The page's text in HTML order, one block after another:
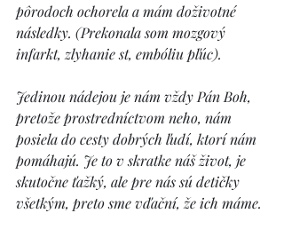
pôrodoch ochorela a mám doživotné
následky. (Prekonala som mozgový
infarkt, zlyhanie st, embóliu pľúc).
Jedinou nádejou je nám vždy Pán Boh,
pretože prostredníctvom neho, nám
posiela do cesty dobrých ľudí, ktorí nám
pomáhajú. Je to v skratke náš život, je
skutočne ťažký, ale pre nás sú detičky
všetkým, preto sme vďační, že ich máme.